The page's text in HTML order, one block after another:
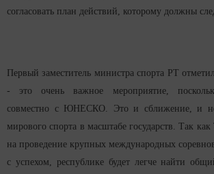
согласовать план действий, которому должны
Первый заместитель министра спорта РТ
- это очень важное мероприятие,
совместно с ЮНЕСКО. Это и сближение, и
мирового спорта в масштабе государств. Так как
на проведение крупных международных
с успехом, республике будет легче найти